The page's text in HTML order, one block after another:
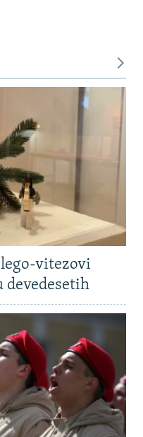
vitezovi
devedesetih